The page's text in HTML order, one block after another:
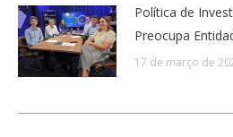
Política de
Preocupa
17 de março de